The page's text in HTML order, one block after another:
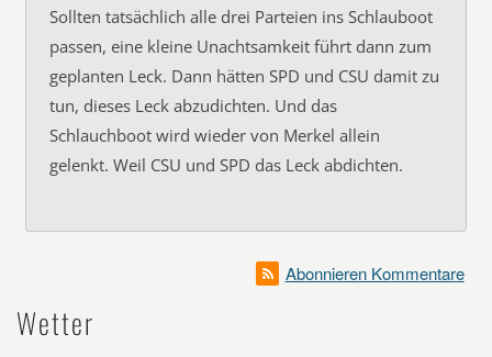
Sollten tatsächlich alle drei Parteien ins Schlauboot
passen, eine kleine Unachtsamkeit führt dann zum
geplanten Leck. Dann hätten SPD und CSU damit zu
tun, dieses Leck abzudichten. Und das
Schlauchboot wird wieder von Merkel allein
gelenkt. Weil CSU und SPD das Leck abdichten.
Abonnieren Kommentare
Wetter